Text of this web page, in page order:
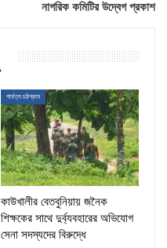
নাগরিক কমিটির উদ্বেগ প্রকাশ
পার্বত্য চট্টগ্রাম
কাউখালীর বেতবুনিয়ায় জনৈক
শিক্ষকের সাথে দুর্ব্যবহারের অভিযোগ
সেনা সদস্যদের বিরুদ্ধে